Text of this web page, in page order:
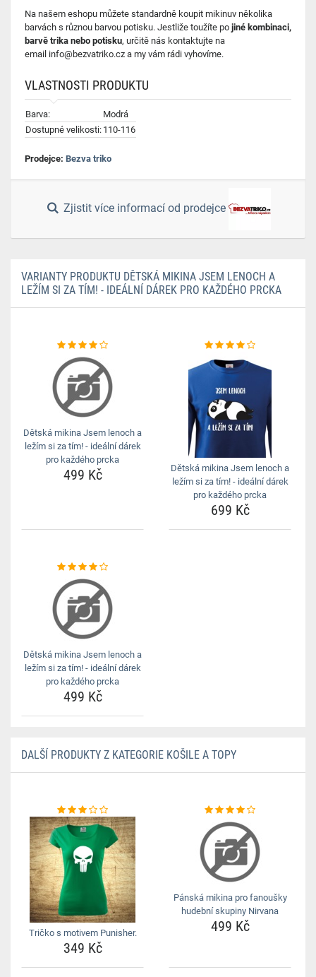
Na našem eshopu můžete standardně koupit mikinuv několika
barvách s různou barvou potisku. Jestliže toužíte po jiné kombinaci,
barvě trika nebo potisku, určitě nás kontaktujte na
email info@bezvatriko.cz a my vám rádi vyhovíme.
VLASTNOSTI PRODUKTU
Barva:
Modrá
Dostupné velikosti: 110-116
Prodejce: Bezva triko
Zjistit více informací od prodejce
VARIANTY PRODUKTU DĚTSKÁ MIKINA JSEM LENOCH A
LEŽÍM SI ZA TÍM! - IDEÁLNÍ DÁREK PRO KAŽDÉHO PRCKA
Dětská mikina Jsem lenoch a
ležím si za tím! - ideální dárek
pro každého prcka
499 Kč
Dětská mikina Jsem lenoch a
ležím si za tím! - ideální dárek
pro každého prcka
699 Kč
Dětská mikina Jsem lenoch a
ležím si za tím! - ideální dárek
pro každého prcka
499 Kč
DALŠÍ PRODUKTY Z KATEGORIE KOŠILE A TOPY
Tričko s motivem Punisher.
349 Kč
Pánská mikina pro fanoušky
hudební skupiny Nirvana
499 Kč